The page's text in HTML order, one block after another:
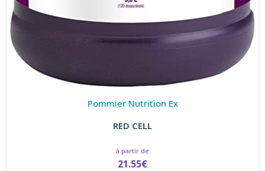
Pommier Nutrition Ex
RED CELL
à partir de
21.55€